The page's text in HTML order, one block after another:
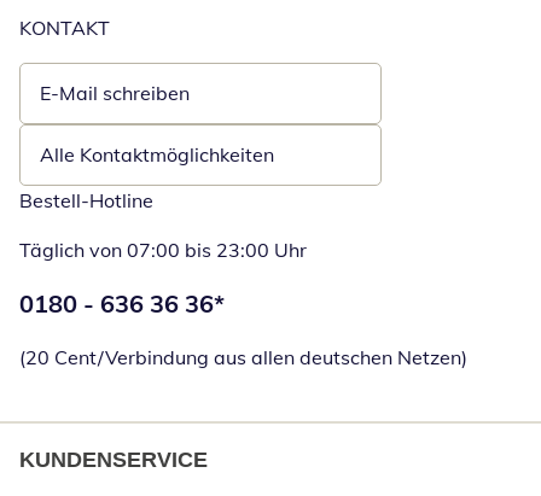
KONTAKT
E-Mail schreiben
Öffnet E-Mail-Client
Alle Kontaktmöglichkeiten
Bestell-Hotline
Täglich von 07:00 bis 23:00 Uhr
Telefonnummer:
0180 - 636 36 36*
(20 Cent/Verbindung aus allen deutschen Netzen)
KUNDENSERVICE